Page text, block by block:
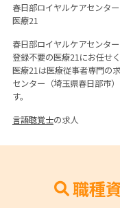
春日部ロイヤルケアセンタ
医療21
春日部ロイヤルケアセンタ
登録不要の医療21にお任せく
医療21は医療従事者専門の
センター（埼玉県春日部市
す。
言語聴覚士の求人
職種